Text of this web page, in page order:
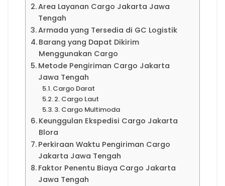
Area Layanan Cargo Jakarta Jawa
Tengah
Armada yang Tersedia di GC Logistik
Barang yang Dapat Dikirim
Menggunakan Cargo
Metode Pengiriman Cargo Jakarta
Jawa Tengah
Cargo Darat
2. Cargo Laut
3. Cargo Multimoda
Keunggulan Ekspedisi Cargo Jakarta
Blora
Perkiraan Waktu Pengiriman Cargo
Jakarta Jawa Tengah
Faktor Penentu Biaya Cargo Jakarta
Jawa Tengah